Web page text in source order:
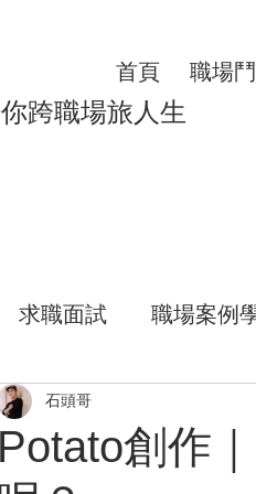
你跨職場旅人生
首頁 職場
求職面試 職場案例
左心房空位
Potato創作
石頭哥